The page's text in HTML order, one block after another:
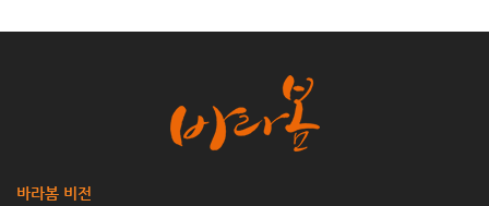
바라봄 비전